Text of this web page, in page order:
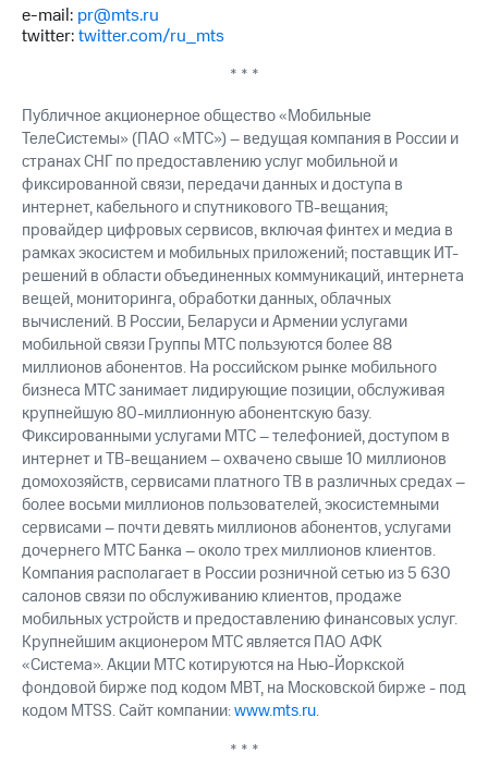
e-mail: pr@mts.ru
twitter:twitter.com/ru_mts
* * *
Публичное акционерное общество «Мобильные
ТелеСистемы» (ПАО «МТС») – ведущая компания в России и
странах СНГ по предоставлению услуг мобильной и
фиксированной связи, передачи данных и доступа в
интернет, кабельного и спутникового ТВ-вещания;
провайдер цифровых сервисов, включая финтех и медиа в
рамках экосистем и мобильных приложений; поставщик ИТ-
решений в области объединенных коммуникаций, интернета
вещей, мониторинга, обработки данных, облачных
вычислений. В России, Беларуси и Армении услугами
мобильной связи Группы МТС пользуются более 88
миллионов абонентов. На российском рынке мобильного
бизнеса МТС занимает лидирующие позиции, обслуживая
крупнейшую 80-миллионную абонентскую базу.
Фиксированными услугами МТС – телефонией, доступом в
интернет и ТВ-вещанием – охвачено свыше 10 миллионов
домохозяйств, сервисами платного ТВ в различных средах –
более восьми миллионов пользователей, экосистемными
сервисами – почти девять миллионов абонентов, услугами
дочернего МТС Банка – около трех миллионов клиентов.
Компания располагает в России розничной сетью из 5 630
салонов связи по обслуживанию клиентов, продаже
мобильных устройств и предоставлению финансовых услуг.
Крупнейшим акционером МТС является ПАО АФК
«Система». Акции МТС котируются на Нью-Йоркской
фондовой бирже под кодом MBT, на Московской бирже - под
кодом MTSS. Сайт компании:www.mts.ru.
* * *